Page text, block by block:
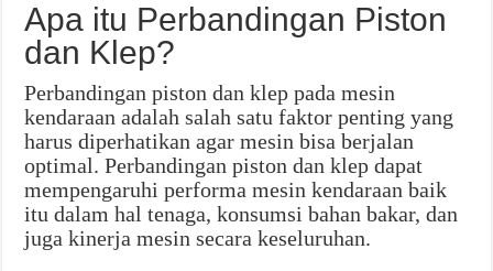
Apa itu Perbandingan Piston
dan Klep?
Perbandingan piston dan klep pada mesin
kendaraan adalah salah satu faktor penting yang
harus diperhatikan agar mesin bisa berjalan
optimal. Perbandingan piston dan klep dapat
mempengaruhi performa mesin kendaraan baik
itu dalam hal tenaga, konsumsi bahan bakar, dan
juga kinerja mesin secara keseluruhan.